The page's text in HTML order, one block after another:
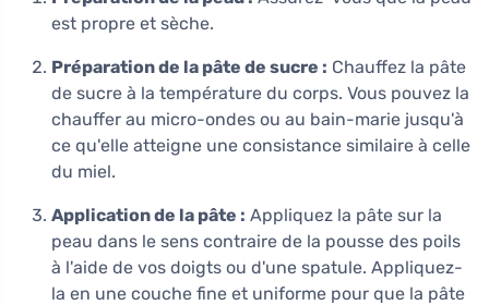
est propre et sèche.
Préparation de la pâte de sucre : Chauffez la pâte
de sucre à la température du corps. Vous pouvez la
chauffer au micro-ondes ou au bain-marie jusqu'à
ce qu'elle atteigne une consistance similaire à celle
du miel.
Application de la pâte : Appliquez la pâte sur la
peau dans le sens contraire de la pousse des poils
à l'aide de vos doigts ou d'une spatule. Appliquez-
la en une couche fine et uniforme pour que la pâte